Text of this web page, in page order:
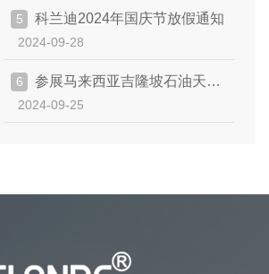
5 科兰迪2024年国庆节放假通知
2024-09-28
6
参展马来西亚吉隆坡石油天然
气展览会
2024-09-25